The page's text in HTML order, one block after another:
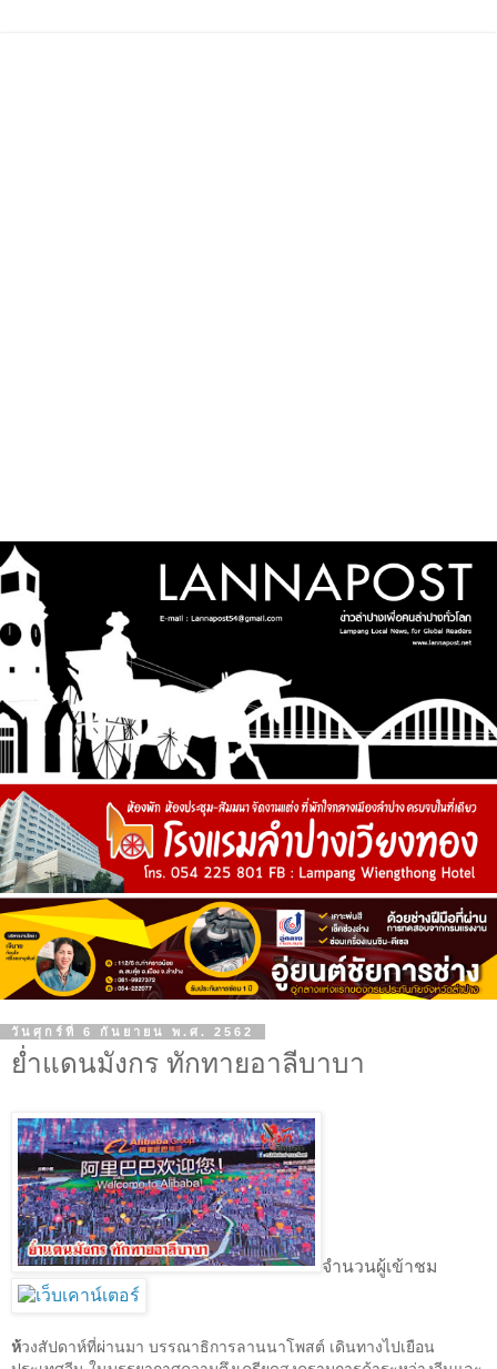
วันศุกร์ที่ 6 กันยายน พ.ศ. 2562
ย่ำแดนมังกร ทักทายอาลีบาบา
จำนวนผู้เข้าชม
ห้วงสัปดาห์ที่ผ่านมา บรรณาธิการลานนาโพสต์ เดินทางไปเยือน